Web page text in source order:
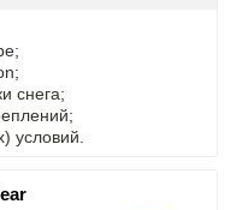
снега;
условий.